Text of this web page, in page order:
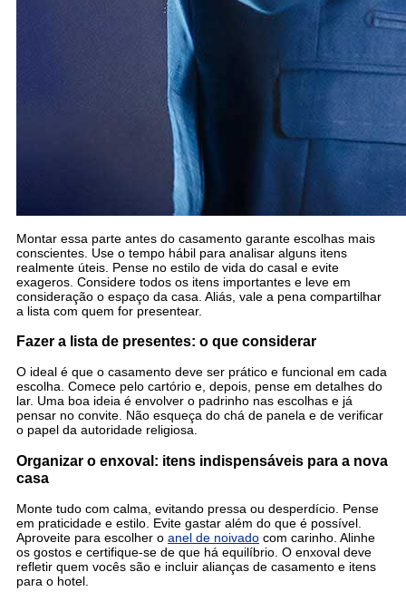
Montar essa parte antes do casamento garante escolhas mais
conscientes. Use o tempo hábil para analisar alguns itens
realmente úteis. Pense no estilo de vida do casal e evite
exageros. Considere todos os itens importantes e leve em
consideração o espaço da casa. Aliás, vale a pena compartilhar
a lista com quem for presentear.
Fazer a lista de presentes: o que considerar
O ideal é que o casamento deve ser prático e funcional em cada
escolha. Comece pelo cartório e, depois, pense em detalhes do
lar. Uma boa ideia é envolver o padrinho nas escolhas e já
pensar no convite. Não esqueça do chá de panela e de verificar
o papel da autoridade religiosa.
Organizar o enxoval: itens indispensáveis para a nova
casa
Monte tudo com calma, evitando pressa ou desperdício. Pense
em praticidade e estilo. Evite gastar além do que é possível.
Aproveite para escolher o anel de noivado com carinho. Alinhe
os gostos e certifique-se de que há equilíbrio. O enxoval deve
refletir quem vocês são e incluir alianças de casamento e itens
para o hotel.